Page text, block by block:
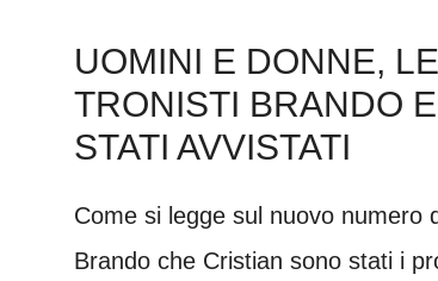
UOMINI E DONNE,
TRONISTI BRANDO
STATI AVVISTATI
Come si legge sul nuovo numero
Brando che Cristian sono stati i